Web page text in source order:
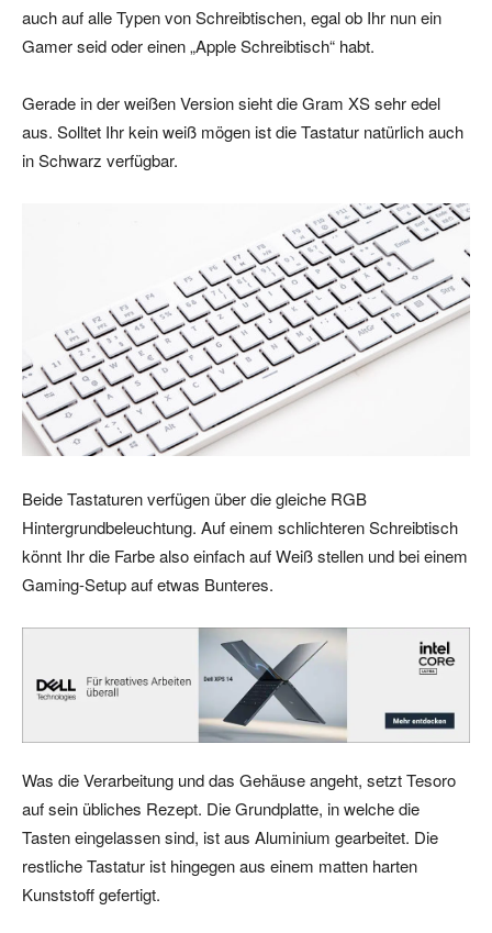
auch auf alle Typen von Schreibtischen, egal ob Ihr nun ein
Gamer seid oder einen „Apple Schreibtisch“ habt.
Gerade in der weißen Version sieht die Gram XS sehr edel
aus. Solltet Ihr kein weiß mögen ist die Tastatur natürlich auch
in Schwarz verfügbar.
Beide Tastaturen verfügen über die gleiche RGB
Hintergrundbeleuchtung. Auf einem schlichteren Schreibtisch
könnt Ihr die Farbe also einfach auf Weiß stellen und bei einem
Gaming-Setup auf etwas Bunteres.
Was die Verarbeitung und das Gehäuse angeht, setzt Tesoro
auf sein übliches Rezept. Die Grundplatte, in welche die
Tasten eingelassen sind, ist aus Aluminium gearbeitet. Die
restliche Tastatur ist hingegen aus einem matten harten
Kunststoff gefertigt.